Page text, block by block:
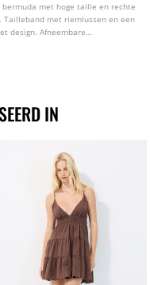
bermuda met hoge taille en rechte
Tailleband met riemlussen en een
design. Afneembare
IN